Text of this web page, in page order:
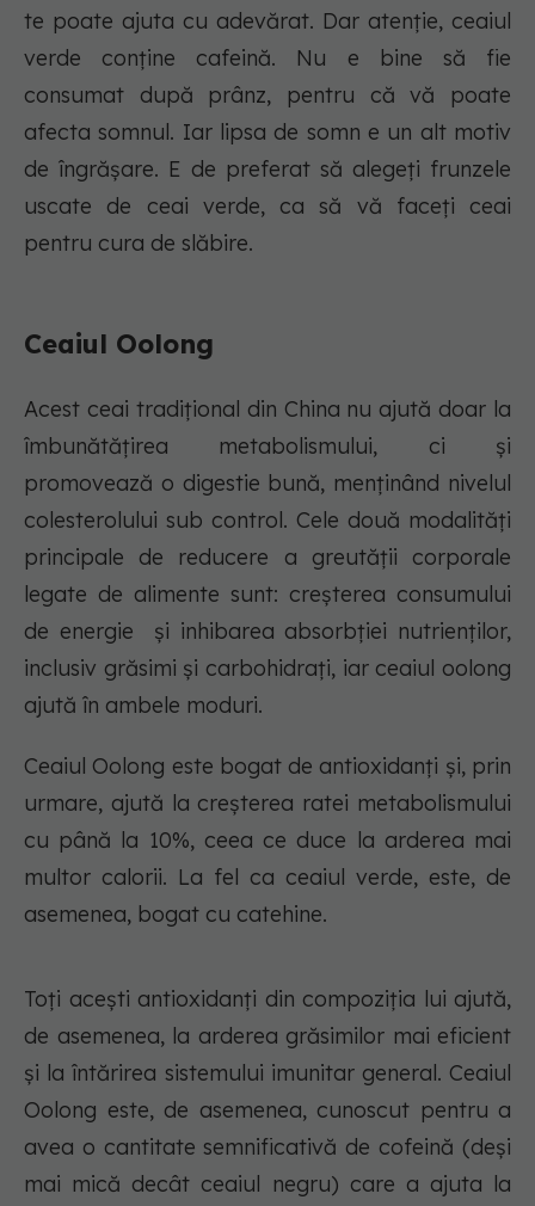
te poate ajuta cu adevărat. Dar atenție, ceaiul
verde conține cafeină. Nu e bine să fie
consumat după prânz, pentru că vă poate
afecta somnul. Iar lipsa de somn e un alt motiv
de îngrășare. E de preferat să alegeți frunzele
uscate de ceai verde, ca să vă faceți ceai
pentru cura de slăbire.
Ceaiul Oolong
Acest ceai tradițional din China nu ajută doar la
îmbunătățirea metabolismului, ci și
promovează o digestie bună, menținând nivelul
colesterolului sub control. Cele două modalități
principale de reducere a greutății corporale
legate de alimente sunt: creșterea consumului
de energie și inhibarea absorbției nutrienților,
inclusiv grăsimi și carbohidrați, iar ceaiul oolong
ajută în ambele moduri.
Ceaiul Oolong este bogat de antioxidanți și, prin
urmare, ajută la creșterea ratei metabolismului
cu până la 10%, ceea ce duce la arderea mai
multor calorii. La fel ca ceaiul verde, este, de
asemenea, bogat cu catehine.
Toți acești antioxidanți din compoziția lui ajută,
de asemenea, la arderea grăsimilor mai eficient
și la întărirea sistemului imunitar general. Ceaiul
Oolong este, de asemenea, cunoscut pentru a
avea o cantitate semnificativă de cofeină (deși
mai mică decât ceaiul negru) care a ajuta la